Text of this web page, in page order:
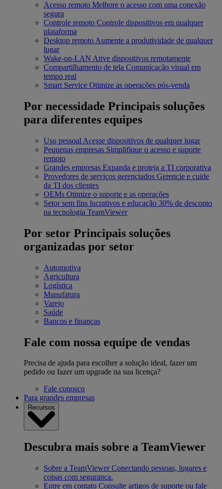
Acesso remoto Melhore o acesso com uma conexão
segura
Controle remoto Controle dispositivos em qualquer
plataforma
Desktop remoto Aumente a produtividade de qualquer
lugar
Wake-on-LAN Ative dispositivos remotamente
Compartilhamento de tela Comunicação visual em
tempo real
Smart Service Otimize as operações pós-venda
Por necessidade Principais soluções
para diferentes equipes
Uso pessoal Acesse dispositivos de qualquer lugar
Pequenas empresas Simplifique o acesso e suporte
remoto
Grandes empresas Expanda e proteja a TI corporativa
Provedores de serviços gerenciados Gerencie e cuide
da TI dos clientes
OEMs Otimize o suporte e as operações
Setor sem fins lucrativos e educação 30% de desconto
na tecnologia TeamViewer
Por setor Principais soluções
organizadas por setor
Automotiva
Agricultura
Logística
Manufatura
Varejo
Saúde
Bancos e finanças
Fale com nossa equipe de vendas
Precisa de ajuda para escolher a solução ideal, fazer um
pedido ou fazer um upgrade na sua licença?
Fale conosco
Para grandes empresas
Recursos
Descubra mais sobre a TeamViewer
Sobre a TeamViewer Conectando pessoas, lugares e
coisas com segurança.
Entre em contato Consulte artigos de suporte ou fale